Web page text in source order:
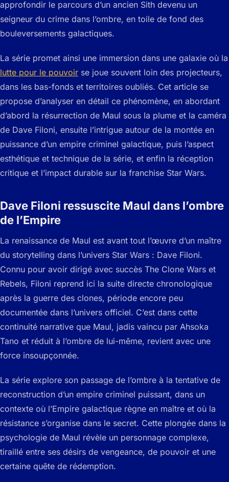
approfondir le parcours d’un ancien Sith devenu un
seigneur du crime dans l’ombre, en toile de fond des
bouleversements galactiques.
La série promet ainsi une immersion dans une galaxie où la
lutte pour le pouvoir se joue souvent loin des projecteurs,
dans les bas-fonds et territoires oubliés. Cet article se
propose d’analyser en détail ce phénomène, en abordant
d’abord la résurrection de Maul sous la plume et la caméra
de Dave Filoni, ensuite l’intrigue autour de la montée en
puissance d’un empire criminel galactique, puis l’aspect
esthétique et technique de la série, et enfin la réception
critique et l’impact durable sur la franchise Star Wars.
Dave Filoni ressuscite Maul dans l’ombre
de l’Empire
La renaissance de Maul est avant tout l’œuvre d’un maître
du storytelling dans l’univers Star Wars : Dave Filoni.
Connu pour avoir dirigé avec succès The Clone Wars et
Rebels, Filoni reprend ici la suite directe chronologique
après la guerre des clones, période encore peu
documentée dans l’univers officiel. C’est dans cette
continuité narrative que Maul, jadis vaincu par Ahsoka
Tano et réduit à l’ombre de lui-même, revient avec une
force insoupçonnée.
La série explore son passage de l’ombre à la tentative de
reconstruction d’un empire criminel puissant, dans un
contexte où l’Empire galactique règne en maître et où la
résistance s’organise dans le secret. Cette plongée dans la
psychologie de Maul révèle un personnage complexe,
tiraillé entre ses désirs de vengeance, de pouvoir et une
certaine quête de rédemption.